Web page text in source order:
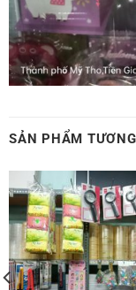
SẢN PHẨM